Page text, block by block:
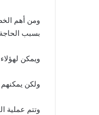
ومن أهم
بسبب الحاجة
ويمكن
ولكن
وتتم عملية